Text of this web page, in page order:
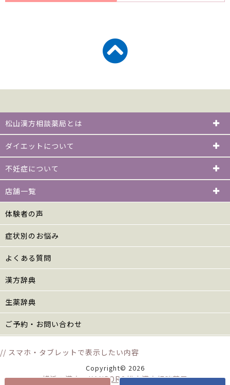
松山漢方相談薬局とは
ダイエットについて
不妊症について
店舗一覧
体験者の声
症状別のお悩み
よくある質問
漢方辞典
生薬辞典
ご予約・お問い合わせ
// スマホ・タブレットで表示したい内容
Copyright© 2026
横浜の漢方 KANPORO松山漢方相談薬局